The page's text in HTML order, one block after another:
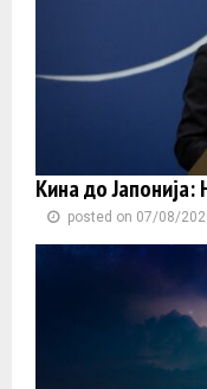
Кина до Јапонија:
posted on 07/08/